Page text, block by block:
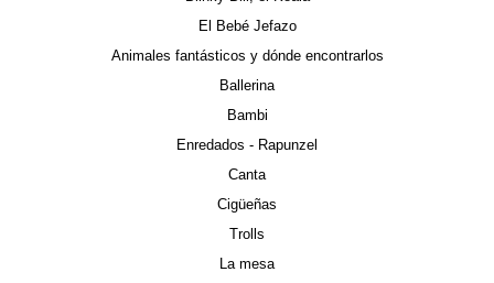
El Bebé Jefazo
Animales fantásticos y dónde encontrarlos
Ballerina
Bambi
Enredados - Rapunzel
Canta
Cigüeñas
Trolls
La mesa